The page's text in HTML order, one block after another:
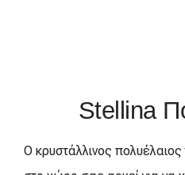
Stellina
Ο κρυστάλλινος